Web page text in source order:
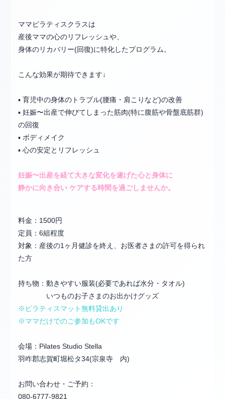
ママピラティスクラスは
産後ママの心のリフレッシュや、
身体のリカバリー(回復)に特化したプログラム。
こんな効果が期待できます↓
▪︎ 育児中の身体のトラブル(腰痛・肩こりなど)の改善
▪︎ 妊娠〜出産で伸びてしまった筋肉(特に腹筋や骨盤底筋群)
の回復
▪︎ ボディメイク
▪︎ 心の安定とリフレッシュ
妊娠〜出産を経て大きな変化を遂げた心と身体に
静かに向き合いケアする時間を過ごしませんか。
料金：1500円
定員：6組程度
対象： 産後の1ヶ月健診を終え、お医者さまの許可を得られ
た方
持ち物：動きやすい服装(必要であれば水分・タオル)
いつものお子さまのお出かけグッズ
※ピラティスマット無料貸出あり
※ママだけでのご参加もOKです
会場：Pilates Studio Stella
羽咋郡志賀町堀松タ34(宗泉寺 内)
お問い合わせ・ご予約：
080-6777-9821